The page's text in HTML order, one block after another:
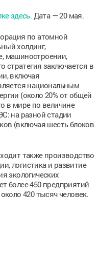
здесь. Дата — 20 мая.
по атомной
холдинг,
машиностроении,
стратегия заключается в
включая
национальным
(около 20% от общей
в мире по величине
на разной стадии
(включая шесть блоков
также производство
логистика и развитие
экологических
более 450 предприятий
420 тысяч человек.